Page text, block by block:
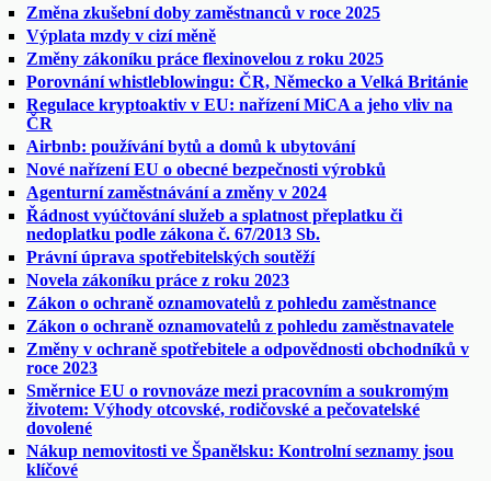
Změna zkušební doby zaměstnanců v roce 2025
Výplata mzdy v cizí měně
Změny zákoníku práce flexinovelou z roku 2025
Porovnání whistleblowingu: ČR, Německo a Velká Británie
Regulace kryptoaktiv v EU: nařízení MiCA a jeho vliv na
ČR
Airbnb: používání bytů a domů k ubytování
Nové nařízení EU o obecné bezpečnosti výrobků
Agenturní zaměstnávání a změny v 2024
Řádnost vyúčtování služeb a splatnost přeplatku či
nedoplatku podle zákona č. 67/2013 Sb.
Právní úprava spotřebitelských soutěží
Novela zákoníku práce z roku 2023
Zákon o ochraně oznamovatelů z pohledu zaměstnance
Zákon o ochraně oznamovatelů z pohledu zaměstnavatele
Změny v ochraně spotřebitele a odpovědnosti obchodníků v
roce 2023
Směrnice EU o rovnováze mezi pracovním a soukromým
životem: Výhody otcovské, rodičovské a pečovatelské
dovolené
Nákup nemovitosti ve Španělsku: Kontrolní seznamy jsou
klíčové